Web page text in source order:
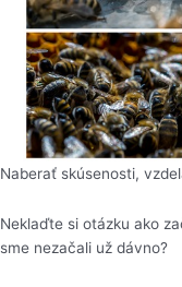
Naberať skúsenosti,
Neklaďte si otázku ako
sme nezačali už dávno?